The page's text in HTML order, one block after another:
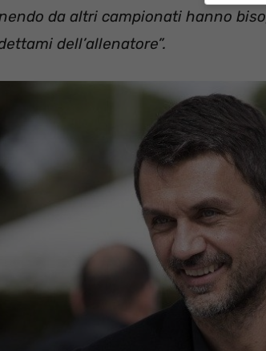
da altri campionati hanno
dell’allenatore”.